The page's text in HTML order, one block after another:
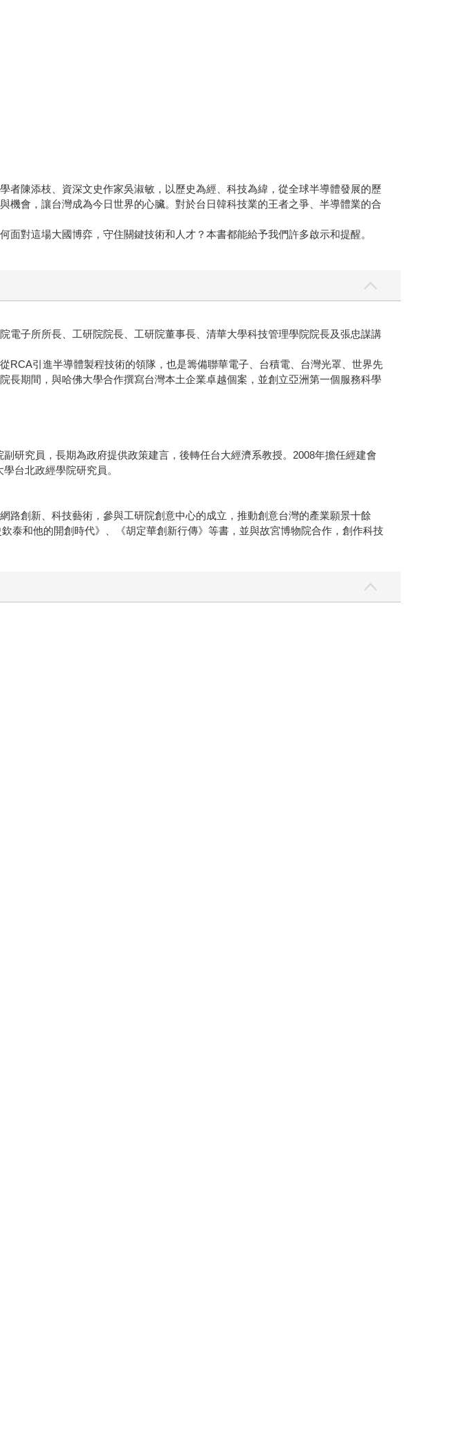
陳添枝、資深文史作家吳淑敏，以歷史為經、科技為緯，從全球半導體發展的歷
會，讓台灣成為今日世界的心臟。對於台日韓科技業的王者之爭、半導體業的合
對這場大國博弈，守住關鍵技術和人才？本書都能給予我們許多啟示和提醒。
子所所長、工研院院長、工研院董事長、清華大學科技管理學院院長及張忠謀講
引進半導體製程技術的領隊，也是籌備聯華電子、台積電、台灣光罩、世界先
期間，與哈佛大學合作撰寫台灣本土企業卓越個案，並創立亞洲第一個服務科學
研究員，長期為政府提供政策建言，後轉任台大經濟系教授。2008年擔任經建會
台北政經學院研究員。
創新、科技藝術，參與工研院創意中心的成立，推動創意台灣的產業願景十餘
泰和他的開創時代》、《胡定華創新行傳》等書，並與故宮博物院合作，創作科技